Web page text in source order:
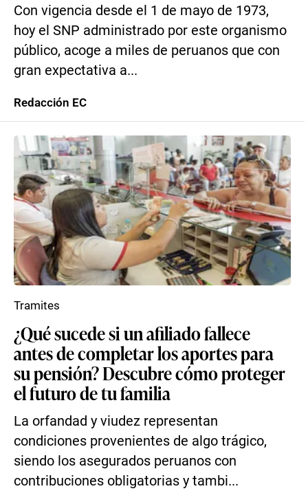
Con vigencia desde el 1 de mayo de 1973,
hoy el SNP administrado por este organismo
público, acoge a miles de peruanos que con
gran expectativa a...
Redacción EC
¿Qué sucede si un afiliado fallece
antes de completar los aportes para
su pensión? Descubre cómo proteger
el futuro de tu familia
La orfandad y viudez representan
condiciones provenientes de algo trágico,
siendo los asegurados peruanos con
contribuciones obligatorias y tambi...
Tramites